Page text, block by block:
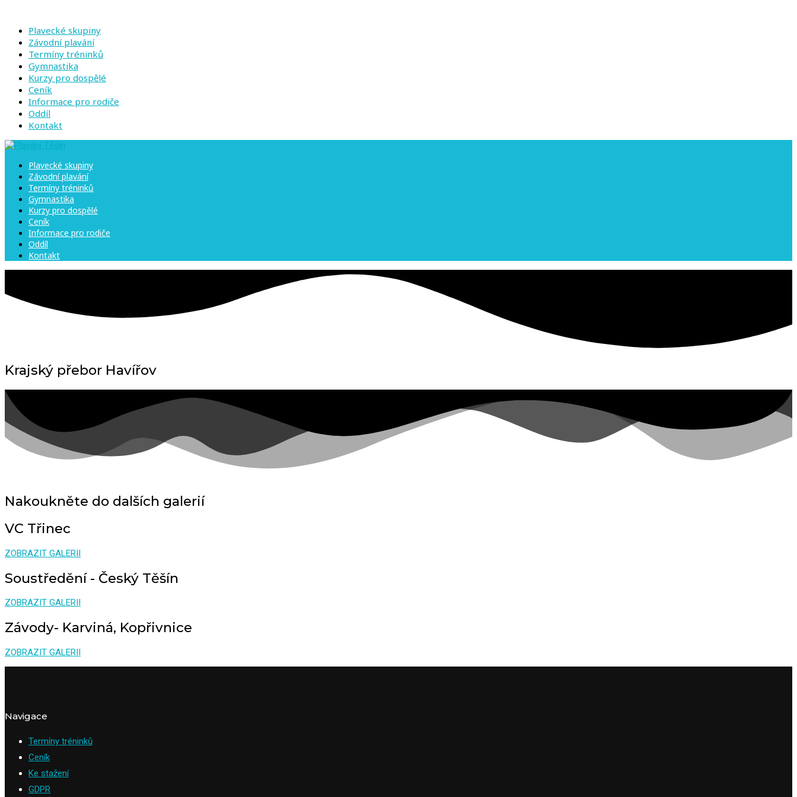
Plavecké skupiny
Závodní plavání
Termíny tréninků
Gymnastika
Kurzy pro dospělé
Ceník
Informace pro rodiče
Oddíl
Kontakt
Plavecké skupiny
Závodní plavání
Termíny tréninků
Gymnastika
Kurzy pro dospělé
Ceník
Informace pro rodiče
Oddíl
Kontakt
Krajský přebor Havířov
Nakoukněte do dalších galerií
VC Třinec​
ZOBRAZIT GALERII
Soustředění - Český Těšín
ZOBRAZIT GALERII
Závody- Karviná, Kopřivnice
ZOBRAZIT GALERII
Navigace
Termíny tréninků
Ceník
Ke stažení
GDPR